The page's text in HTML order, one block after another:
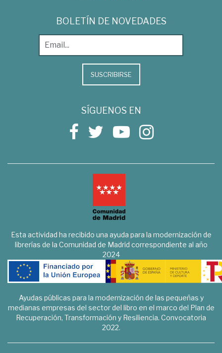
BOLETÍN DE NOVEDADES
SUSCRIBIRSE
SÍGUENOS EN
Esta actividad ha recibido una ayuda para la modernización de
librerías de la Comunidad de Madrid correspondiente al año
2024
Ayudas públicas para la modernización de las pequeñas y
medianas empresas del sector del libro en el marco del Plan de
Recuperación, Transformación y Resiliencia. Convocatoria
2022.